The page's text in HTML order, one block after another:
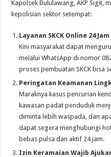
Kapolsek Bululawang, AKP Sigit,
kepolisian sektor setempat:
Layanan SKCK Online 24 Jam
Kini masyarakat dapat
melalui WhatsApp di nomor
proses pembuatan SKCK bisa
Peringatan Keamanan
Maraknya kasus pencurian
kawasan padat penduduk
diminta lebih waspada, dan
dapat segera menghubungi
bebas pulsa dan aktif 24 jam.
Izin Keramaian Wajib